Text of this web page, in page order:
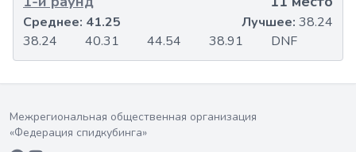
38.24 40.31 44.54 38.91 DNF
Среднее: 41.25 Лучшее: 38.24
Межрегиональная общественная организация
«Федерация спидкубинга»